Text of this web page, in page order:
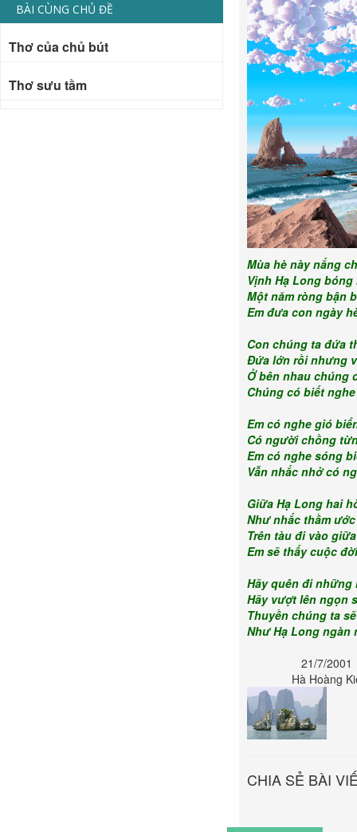
Mùa hè này nắng
Vịnh Hạ Long
Một năm ròng bận
Em đưa con ngày
Con chúng ta đứa
Đứa lớn rồi nhưng
Ở bên nhau chúng
Chúng có biết
Em có nghe gió
Có người chồng
Em có nghe sóng
Vẫn nhắc nhở có
Giữa Hạ Long hai
Như nhắc thầm
Trên tàu đi vào
Em sẽ thấy cuộc
Hãy quên đi những
Hãy vượt lên ngọn
Thuyền chúng ta
Như Hạ Long ngàn
21/7/2001
Hà Hoàng
CHIA SẺ BÀI
BÀI CÙNG CHỦ ĐỀ
Thơ của chủ bút
Thơ sưu tầm